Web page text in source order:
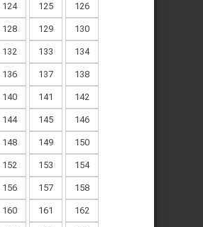
124 125 126
128 129 130
132 133 134
136 137 138
140 141 142
144 145 146
148 149 150
152 153 154
156 157 158
160 161 162